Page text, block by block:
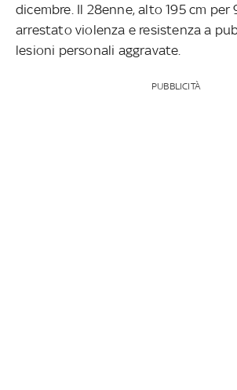
dicembre. Il 28enne, alto 195 cm per
arrestato violenza e resistenza a
lesioni personali aggravate.
PUBBLICITÀ